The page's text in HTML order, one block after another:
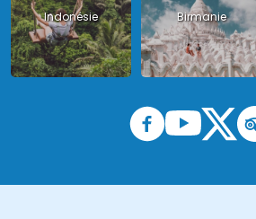
Indonésie Birmanie